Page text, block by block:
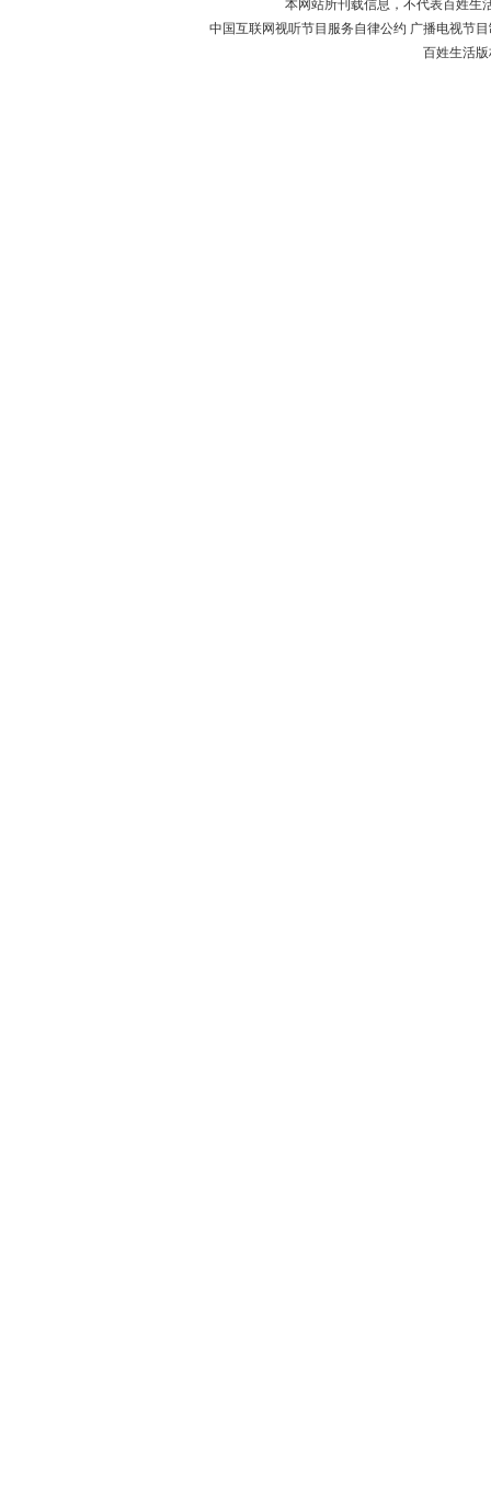
本网站所刊载信息，不代表百姓生
中国互联网视听节目服务自律公约 广播电视节
百姓生活